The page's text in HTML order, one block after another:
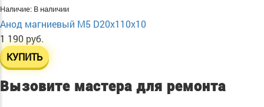
Наличие: В наличии
Анод магниевый М5 D20х110х10
1 190 руб.
КУПИТЬ
Вызовите мастера для ремонта